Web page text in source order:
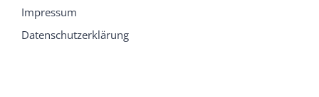
Impressum
Datenschutzerklärung